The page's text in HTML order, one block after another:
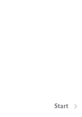
Start